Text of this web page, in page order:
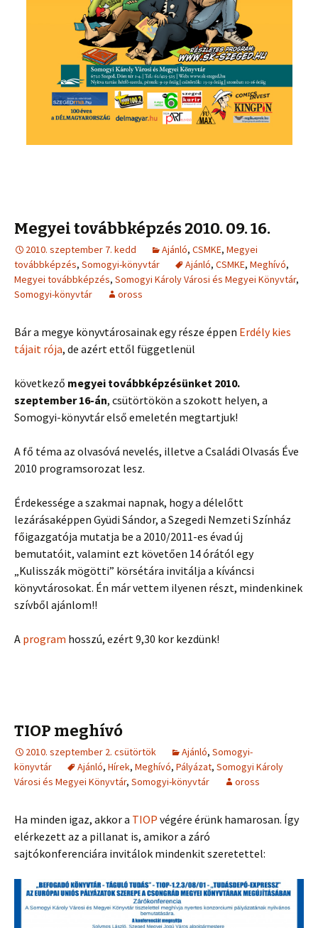
Megyei továbbképzés 2010. 09. 16.
2010. szeptember 7. kedd Ajánló, CSMKE, Megyei
továbbképzés, Somogyi-könyvtár Ajánló, CSMKE, Meghívó,
Megyei továbbképzés, Somogyi Károly Városi és Megyei Könyvtár,
Somogyi-könyvtár
oross
Bár a megye könyvtárosainak egy része éppen Erdély kies
tájait rója, de azért ettől függetlenül
következő megyei továbbképzésünket 2010.
szeptember 16-án, csütörtökön a szokott helyen, a
Somogyi-könyvtár első emeletén megtartjuk!
A fő téma az olvasóvá nevelés, illetve a Családi Olvasás Éve
2010 programsorozat lesz.
Érdekessége a szakmai napnak, hogy a délelőtt
lezárásaképpen Gyüdi Sándor, a Szegedi Nemzeti Színház
főigazgatója mutatja be a 2010/2011-es évad új
bemutatóit, valamint ezt követően 14 órától egy
„Kulisszák mögötti” körsétára invitálja a kíváncsi
könyvtárosokat. Én már vettem ilyenen részt, mindenkinek
szívből ajánlom!!
A program hosszú, ezért 9,30 kor kezdünk!
TIOP meghívó
2010. szeptember 2. csütörtök Ajánló, Somogyi-
könyvtár
Ajánló, Hírek, Meghívó, Pályázat, Somogyi Károly
Városi és Megyei Könyvtár, Somogyi-könyvtár oross
Ha minden igaz, akkor a TIOP végére érünk hamarosan. Így
elérkezett az a pillanat is, amikor a záró
sajtókonferenciára invitálok mindenkit szeretettel: